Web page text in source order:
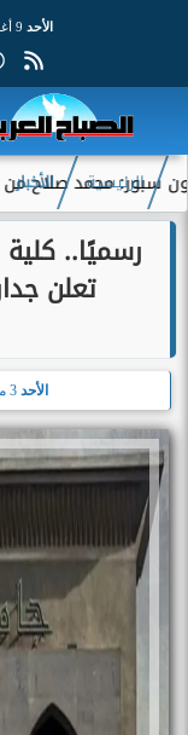
الأحد
من أفضل 3 لاعبين في العالم
الرئيسية الأخبار
رسميًا.. كلية
تعلن
الأحد 3 مايو 2026